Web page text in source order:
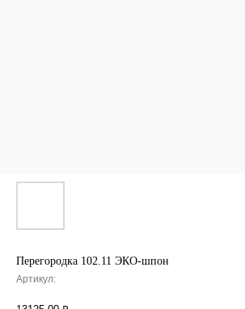
Перегородка 102.11 ЭКО-шпон
Артикул: